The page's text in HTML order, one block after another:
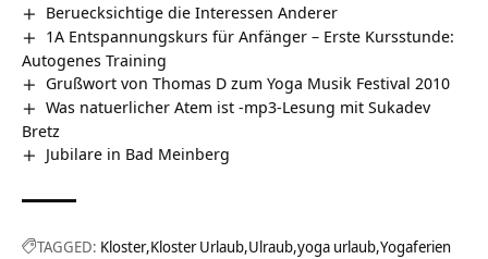
Beruecksichtige die Interessen Anderer
1A Entspannungskurs für Anfänger – Erste Kursstunde:
Autogenes Training
Grußwort von Thomas D zum Yoga Musik Festival 2010
Was natuerlicher Atem ist -mp3-Lesung mit Sukadev
Bretz
Jubilare in Bad Meinberg
TAGGED: Kloster Kloster Urlaub Ulraub yoga urlaub Yogaferien